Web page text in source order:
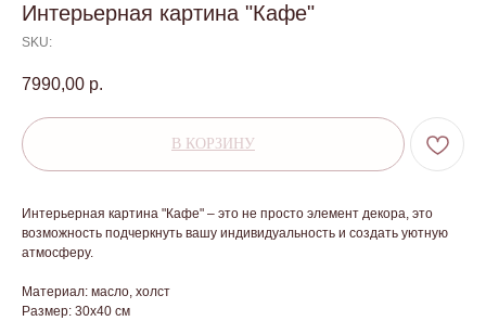
Интерьерная картина "Кафе"
SKU:
7990,00 р.
В КОРЗИНУ
Интерьерная картина "Кафе" – это не просто элемент декора, это
возможность подчеркнуть вашу индивидуальность и создать уютную
атмосферу.
Материал: масло, холст
Размер: 30x40 см